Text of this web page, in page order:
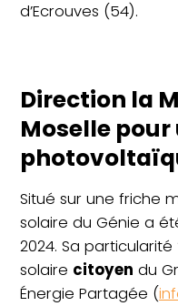
d’Ecrouves (54).
Direction la
Moselle
Situé sur une friche
solaire du Génie a
2024. Sa
solaire citoyen du
Énergie Partagée (